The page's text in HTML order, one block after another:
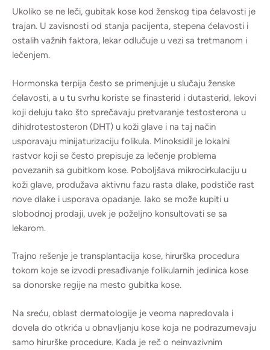
Ukoliko se ne leči, gubitak kose kod ženskog tipa ćelavosti je
trajan. U zavisnosti od stanja pacijenta, stepena ćelavosti i
ostalih važnih faktora, lekar odlučuje u vezi sa tretmanom i
lečenjem.
Hormonska terpija često se primenjuje u slučaju ženske
ćelavosti, a u tu svrhu koriste se finasterid i dutasterid, lekovi
koji deluju tako što sprečavaju pretvaranje testosterona u
dihidrotestosteron (DHT) u koži glave i na taj način
usporavaju minijaturizaciju folikula. Minoksidil je lokalni
rastvor koji se često prepisuje za lečenje problema
povezanih sa gubitkom kose. Poboljšava mikrocirkulaciju u
koži glave, produžava aktivnu fazu rasta dlake, podstiče rast
nove dlake i usporava opadanje. Iako se može kupiti u
slobodnoj prodaji, uvek je poželjno konsultovati se sa
lekarom.
Trajno rešenje je transplantacija kose, hirurška procedura
tokom koje se izvodi presađivanje folikularnih jedinica kose
sa donorske regije na mesto gubitka kose.
Na sreću, oblast dermatologije je veoma napredovala i
dovela do otkrića u obnavljanju kose koja ne podrazumevaju
samo hirurške procedure. Kada je reč o neinvazivnim